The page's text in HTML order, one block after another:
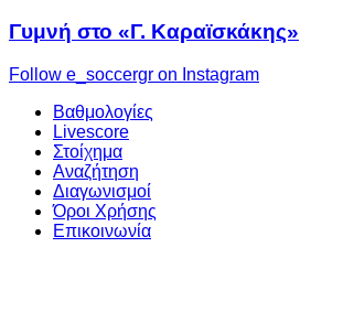
Γυμνή στο «Γ. Καραϊσκάκης»
Follow e_soccergr on Instagram
Βαθμολογίες
Livescore
Στοίχημα
Αναζήτηση
Διαγωνισμοί
Όροι Χρήσης
Επικοινωνία